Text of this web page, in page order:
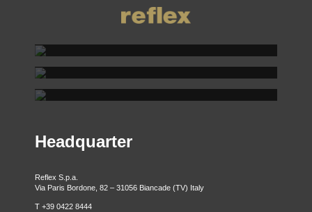
T +39 0422 849201
REFLEX SHOWROOM MILANO
T +39 02 80582955
REFLEX SHOWROOM BERLINO
Headquarter
Reflex S.p.a.
Via Paris Bordone, 82 – 31056 Biancade (TV) Italy
T +39 0422 8444